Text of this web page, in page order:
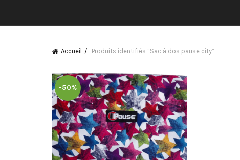
Accueil Produits identifiés “Sac à dos pause city”
-50%